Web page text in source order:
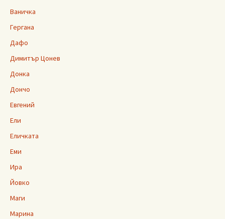
Ваничка
Гергана
Дафо
Димитър Цонев
Донка
Дончо
Евгений
Ели
Еличката
Еми
Ира
Йовко
Маги
Марина